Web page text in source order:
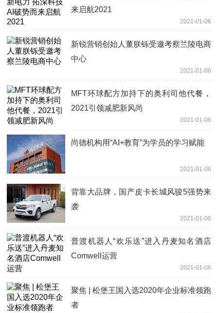
来启航2021
2021-01-06
新锐营销创始人董朕铄受邀考察兰陵电商
中心
2021-01-06
MFT环球配方加持下的奥利司他代餐，
2021引领减肥新风尚
2021-01-06
尚德机构用“AI+教育”为学员的学习赋能
2021-01-06
背靠大品牌，国产皮卡长城风骏5强势来
袭
2021-01-06
普渡机器人“欢乐送”进入丹麦知名酒店
Comwell运营
2021-01-06
聚焦 | 松堡王国入选2020年企业标准领跑
者